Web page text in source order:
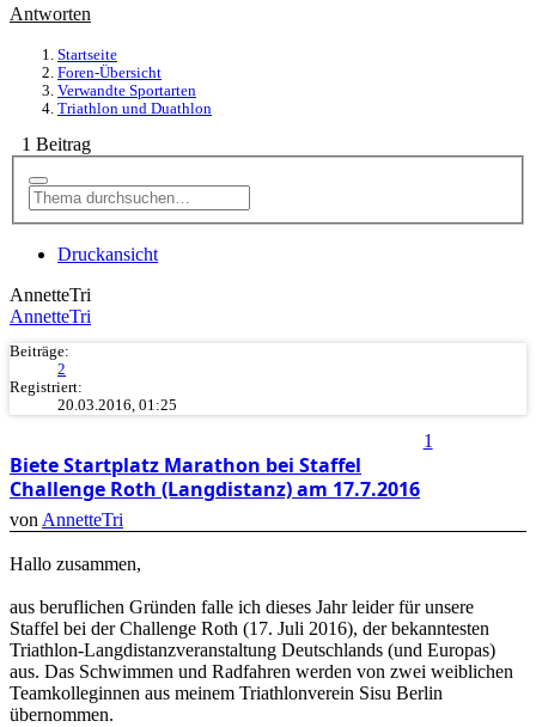
Antworten
Startseite
Foren-Übersicht
Verwandte Sportarten
Triathlon und Duathlon
1 Beitrag
Druckansicht
AnnetteTri
AnnetteTri
Beiträge:
2
Registriert:
20.03.2016, 01:25
Biete Startplatz Marathon bei Staffel
Challenge Roth (Langdistanz) am 17.7.2016
1
von AnnetteTri
Hallo zusammen,
aus beruflichen Gründen falle ich dieses Jahr leider für unsere
Staffel bei der Challenge Roth (17. Juli 2016), der bekanntesten
Triathlon-Langdistanzveranstaltung Deutschlands (und Europas)
aus. Das Schwimmen und Radfahren werden von zwei weiblichen
Teamkolleginnen aus meinem Triathlonverein Sisu Berlin
übernommen.